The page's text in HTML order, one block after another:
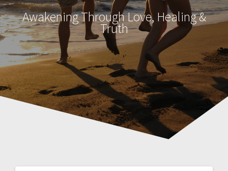
Awakening Through Love, Healing &
Truth